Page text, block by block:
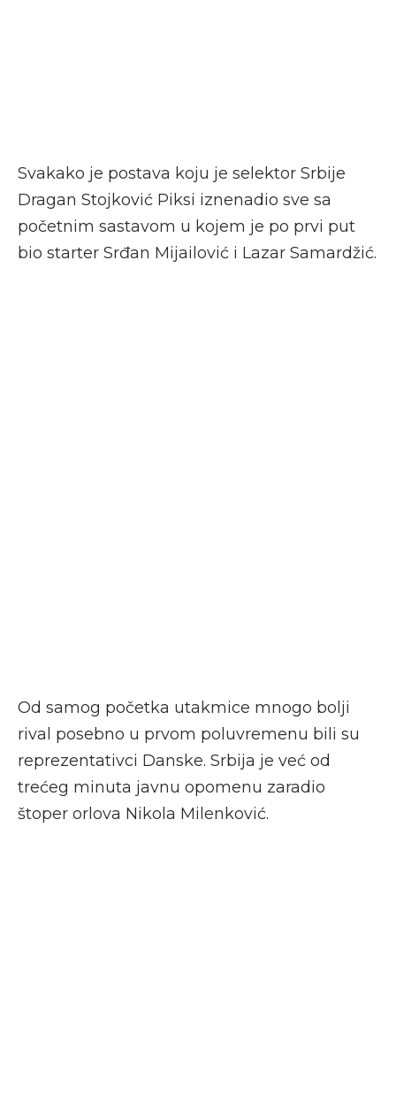
Svakako je postava koju je selektor Srbije
Dragan Stojković Piksi iznenadio sve sa
početnim sastavom u kojem je po prvi put
bio starter Srđan Mijailović i Lazar Samardžić.
Od samog početka utakmice mnogo bolji
rival posebno u prvom poluvremenu bili su
reprezentativci Danske. Srbija je već od
trećeg minuta javnu opomenu zaradio
štoper orlova Nikola Milenković.